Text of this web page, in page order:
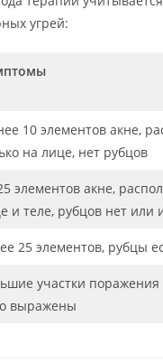
угрей:
10 элементов акне,
на лице, нет рубцов
элементов акне,
и теле, рубцов нет или
25 элементов, рубцы
участки поражения
выражены